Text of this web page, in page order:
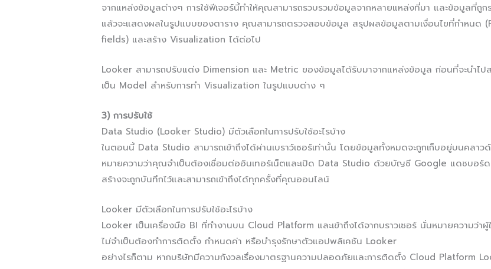
จากแหล่งข้อมูลต่างๆ การใช้ฟีเจอร์นี้ทำให้คุณสามารถรวบรวมข้อมูลจากหลายแหล่งที่มา และข้อมูลที่ถูก
แล้วจะแสดงผลในรูปแบบของตาราง คุณสามารถตรวจสอบข้อมูล สรุปผลข้อมูลตามเงื่อนไขที่กำหนด
fields) และสร้าง Visualization ได้ต่อไป
Looker สามารถปรับแต่ง Dimension และ Metric ของข้อมูลได้รับมาจากแหล่งข้อมูล ก่อนที่จะนำไป
เป็น Model สำหรับการทำ Visualization ในรูปแบบต่าง ๆ
3) การปรับใช้
Data Studio (Looker Studio) มีตัวเลือกในการปรับใช้อะไรบ้าง
ในตอนนี้ Data Studio สามารถเข้าถึงได้ผ่านเบราว์เซอร์เท่านั้น โดยข้อมูลทั้งหมดจะถูกเก็บอยู่บนคลาว
หมายความว่าคุณจำเป็นต้องเชื่อมต่ออินเทอร์เน็ตและเปิด Data Studio ด้วยบัญชี Google แดชบอ
สร้างจะถูกบันทึกไว้และสามารถเข้าถึงได้ทุกครั้งที่คุณออนไลน์
Looker มีตัวเลือกในการปรับใช้อะไรบ้าง
Looker เป็นเครื่องมือ BI ที่ทำงานบน Cloud Platform และเข้าถึงได้จากบราวเซอร์ นั่นหมายความว่าผู้
ไม่จำเป็นต้องทำการติดตั้ง กำหนดค่า หรือบำรุงรักษาตัวแอปพลิเคชัน Looker
อย่างไรก็ตาม หากบริษัทมีความกังวลเรื่องมาตรฐานความปลอดภัยและการติดตั้ง Cloud Platform